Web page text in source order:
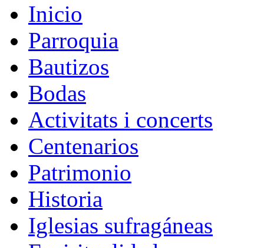
Inicio
Parroquia
Bautizos
Bodas
Activitats i concerts
Centenarios
Patrimonio
Historia
Iglesias sufragáneas